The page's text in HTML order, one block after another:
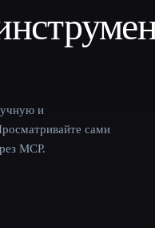
и
сами
MCP.